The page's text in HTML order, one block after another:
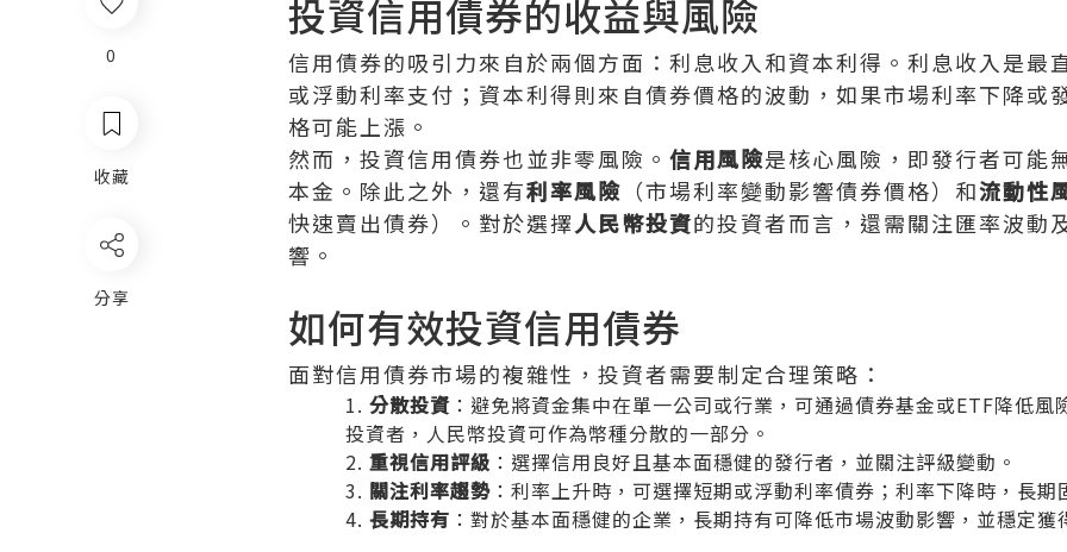
0
收藏
分享
投資信用債券的收益與風險
信用債券的吸引力來自於兩個方面：利息收入和資本利得。利息收入是最
或浮動利率支付；資本利得則來自債券價格的波動，如果市場利率下降或
格可能上漲。
然而，投資信用債券也並非零風險。 信用風險是核心風險，即發行者可能
本金。除此之外，還有利率風險 （市場利率變動影響債券價格）和流動性
快速賣出債券）。對於選擇人民幣投資的投資者而言，還需關注匯率波動
響。
如何有效投資信用債券
面對信用債券市場的複雜性，投資者需要制定合理策略：
分散投資 ：避免將資金集中在單一公司或行業，可通過債券基金或ETF降低
投資者，人民幣投資可作為幣種分散的一部分。
重視信用評級 ：選擇信用良好且基本面穩健的發行者，並關注評級變動。
關注利率趨勢 ：利率上升時，可選擇短期或浮動利率債券；利率下降時，長
長期持有 ：對於基本面穩健的企業，長期持有可降低市場波動影響，並穩定獲